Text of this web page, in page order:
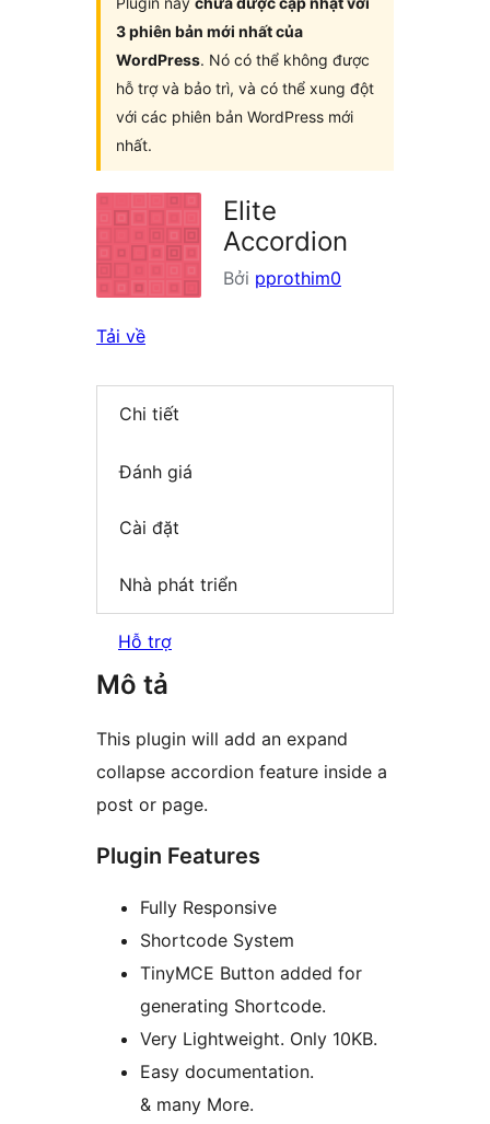
3 phiên bản mới nhất của
WordPress. Nó có thể không được
hỗ trợ và bảo trì, và có thể xung đột
với các phiên bản WordPress mới
nhất.
Elite
Accordion
Bởi pprothim0
Tải về
Chi tiết
Đánh giá
Cài đặt
Nhà phát triển
Hỗ trợ
Mô tả
This plugin will add an expand
collapse accordion feature inside a
post or page.
Plugin Features
Fully Responsive
Shortcode System
TinyMCE Button added for
generating Shortcode.
Very Lightweight. Only 10KB.
Easy documentation.
& many More.